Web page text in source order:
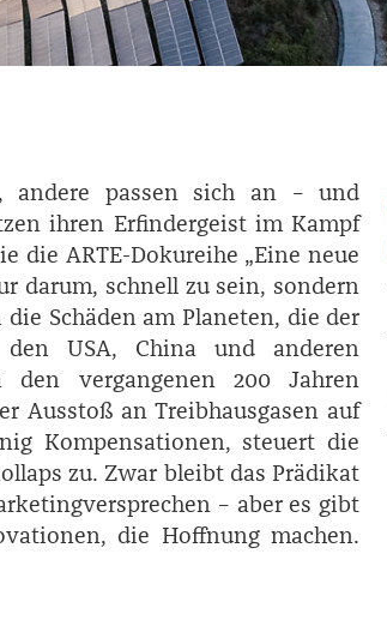
andere passen sich an – und
ihren Erfindergeist im Kampf
die ARTE-Dokureihe „Eine neue
darum, schnell zu sein, sondern
Schäden am Planeten, die der
USA, China und anderen
vergangenen 200 Jahren
Ausstoß an Treibhausgasen auf
Kompensationen, steuert die
zu. Zwar bleibt das Prädikat
– aber es gibt
die Hoffnung machen.